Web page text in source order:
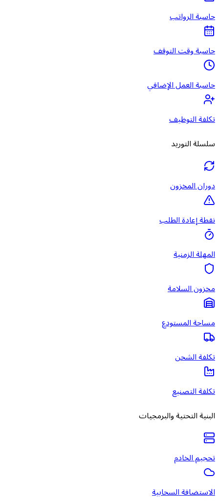
حاسبة الرواتب
حاسبة وقت التوقف
حاسبة العمل الإضافي
تكلفة التوظيف
سلسلة التوريد
دوران المخزون
نقطة إعادة الطلب
المهلة الزمنية
مخزون السلامة
مساحة المستودع
تكلفة الشحن
تكلفة التصنيع
البنية التحتية والبرمجيات
تحجيم الخادم
الاستضافة السحابية